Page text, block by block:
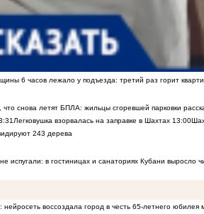
6 часов лежало у подъезда: третий раз горит
снова летят БПЛА: жильцы сгоревшей парковки
Легковушка взорвалась на заправке в Шахтах 13:00
243 дерева
испугали: в гостиницах и санаториях Кубани выросло
воссоздала город в честь 65-летнего юбилея